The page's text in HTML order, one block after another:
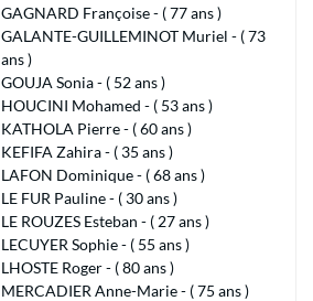
GAGNARD Françoise - ( 77 ans )
GALANTE-GUILLEMINOT Muriel - ( 73
ans )
GOUJA Sonia - ( 52 ans )
HOUCINI Mohamed - ( 53 ans )
KATHOLA Pierre - ( 60 ans )
KEFIFA Zahira - ( 35 ans )
LAFON Dominique - ( 68 ans )
LE FUR Pauline - ( 30 ans )
LE ROUZES Esteban - ( 27 ans )
LECUYER Sophie - ( 55 ans )
LHOSTE Roger - ( 80 ans )
MERCADIER Anne-Marie - ( 75 ans )